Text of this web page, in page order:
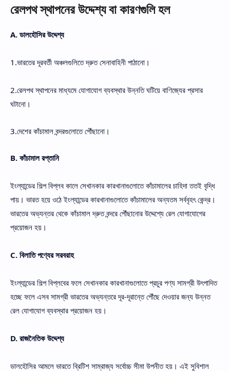
রেলপথ স্থাপনের উদ্দেশ্য বা কারণগুলি হল
A. ডালহৌসির উদ্দেশ্য
1.ভারতের দূরবর্তী অঞ্চলগুলিতে দ্রুত সেনাবাহিনী পাঠানো।
2.রেলপথ স্থাপনের মাধ্যমে যোগাযোগ ব্যবস্থার উন্নতি ঘটিয়ে বাণিজ্যের প্রসার
ঘটানো।
3.দেশের কাঁচামাল বন্দরগুলোতে পৌঁছানো।
B. কাঁচামাল রপ্তানি
ইংল্যান্ডের শিল্প বিপ্লব কালে সেখানকার কারখানাগুলোতে কাঁচামালের চাহিদা ততই বৃদ্ধি
পায়। ভারত হয়ে ওঠে ইংল্যান্ডের কারখানাগুলোতে কাঁচামালের অন্যতম সর্ববৃহৎ কেন্দ্র।
ভারতের অভ্যন্তর থেকে কাঁচামাল দ্রুত বন্দরে পৌঁছানোর উদ্দেশ্যে রেল যোগাযোগের
প্রয়োজন হয়।
C. বিলাতি পণ্যের সরবরাহ
ইংল্যান্ডের শিল্প বিপ্লবের ফলে সেখানকার কারখানাগুলোতে প্রচুর পণ্য সামগ্রী উৎপাদিত
হচ্ছে ফলে এসব সামগ্রী ভারতের অভ্যন্তরে দূর-দূরান্তে পৌঁছে দেওয়ার জন্য উন্নত
রেল যোগাযোগ ব্যবস্থার প্রয়োজন হয়।
D. রাজনৈতিক উদ্দেশ্য
ডালহৌসির আমলে ভারতে ব্রিটিশ সাম্রাজ্য সর্বোচ্চ সীমা উপনীত হয়। এই সুবিশাল